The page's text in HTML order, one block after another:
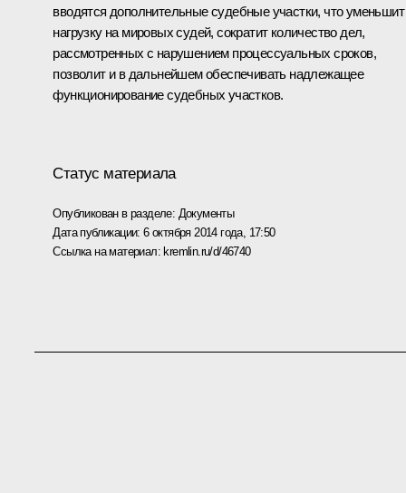
вводятся дополнительные судебные участки, что уменьшит
нагрузку на мировых судей, сократит количество дел,
рассмотренных с нарушением процессуальных сроков,
позволит и в дальнейшем обеспечивать надлежащее
функционирование судебных участков.
Статус материала
Опубликован в разделе: Документы
Дата публикации:6 октября 2014 года, 17:50
Ссылка на материал: kremlin.ru/d/46740